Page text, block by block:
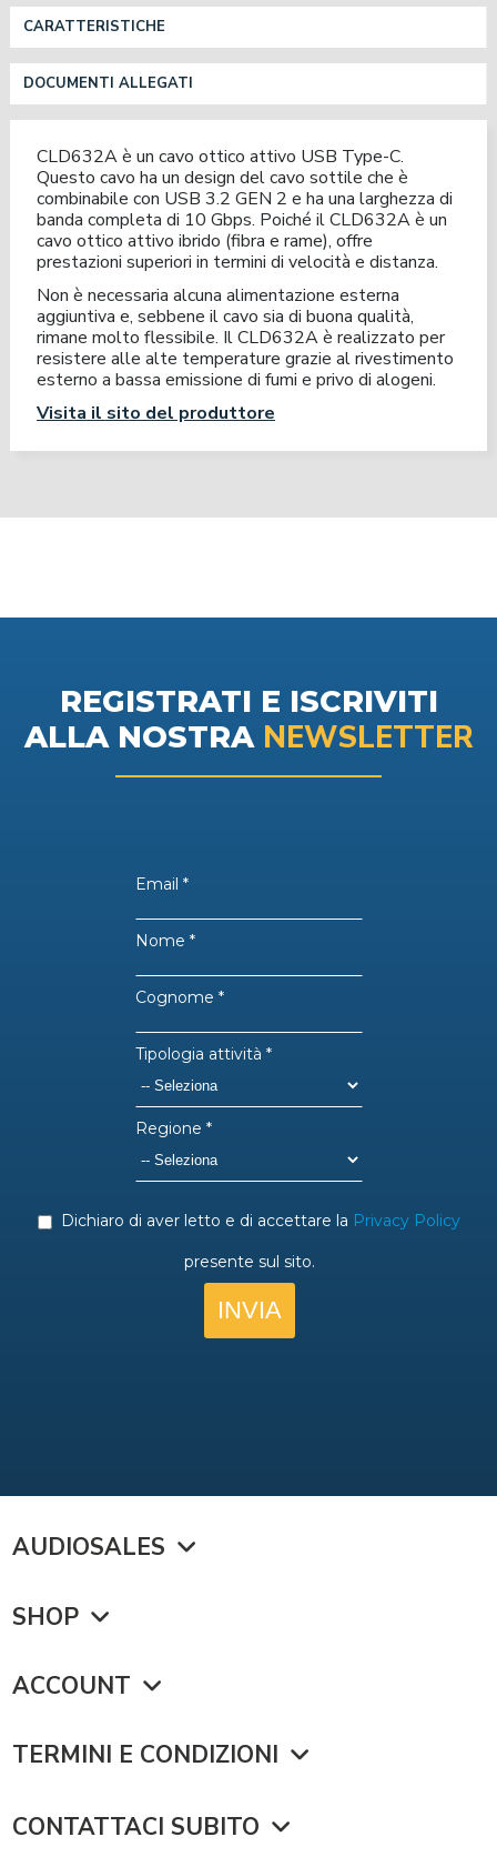
CARATTERISTICHE
DOCUMENTI ALLEGATI
CLD632A è un cavo ottico attivo USB Type-C.
Questo cavo ha un design del cavo sottile che è
combinabile con USB 3.2 GEN 2 e ha una larghezza di
banda completa di 10 Gbps. Poiché il CLD632A è un
cavo ottico attivo ibrido (fibra e rame), offre
prestazioni superiori in termini di velocità e distanza.
Non è necessaria alcuna alimentazione esterna
aggiuntiva e, sebbene il cavo sia di buona qualità,
rimane molto flessibile. Il CLD632A è realizzato per
resistere alle alte temperature grazie al rivestimento
esterno a bassa emissione di fumi e privo di alogeni.
Visita il sito del produttore
REGISTRATI E ISCRIVITI
ALLA NOSTRA NEWSLETTER
AUDIOSALES
SHOP
ACCOUNT
TERMINI E CONDIZIONI
CONTATTACI SUBITO